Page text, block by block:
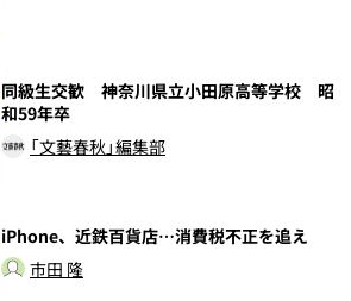
同級生交歓 神奈川県立小田原高等学校 昭
和59年卒
「文藝春秋」編集部
iPhone、近鉄百貨店…消費税不正を追え
市田 隆